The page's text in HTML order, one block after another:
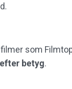
som
efter betyg.